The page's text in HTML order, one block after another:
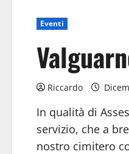
Eventi
Riccardo
In qualità di
servizio, che a
nostro cimitero